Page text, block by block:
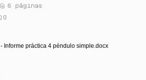
6 páginas
0
- Informe práctica 4 péndulo simple.docx